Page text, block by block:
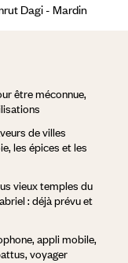
Dagi - Mardin
être méconnue,
de villes
les épices et les
vieux temples du
: déjà prévu et
appli mobile,
voyager